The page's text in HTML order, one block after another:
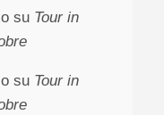
su Tour in
su Tour in